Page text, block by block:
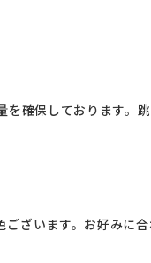
確保しております。
ざいます。お好みに合